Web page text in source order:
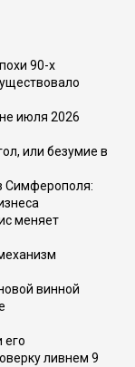
90-х
июля 2026
или безумие в
Симферополя:
меняет
винной
его
ливнем 9